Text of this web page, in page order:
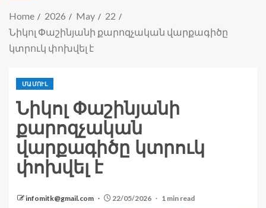
Home 2026 May
22
Նիկոլ Փաշինյանի քարոզչական վարքագիծը
կտրուկ փոխվել է
ՄԱՄՈՒԼ
Նիկոլ Փաշինյանի
քարոզչական
վարքագիծը կտրուկ
փոխվել է
infomitk@gmail.com 22/05/2026 1 min read